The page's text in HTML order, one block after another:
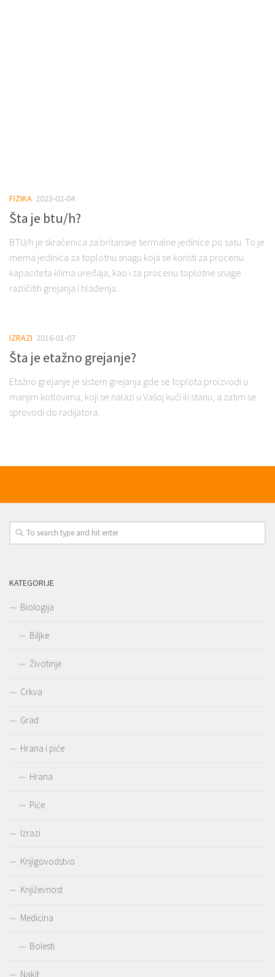
FIZIKA 2023-02-04
Šta je btu/h?
BTU/h je skraćenica za britanske termalne jedinice po satu. To je
merna jedinica za toplotnu snagu koja se koristi za procenu
kapaciteta klima uređaja, kao i za procenu toplotne snage
različitih grejanja i hlađenja...
IZRAZI 2016-01-07
Šta je etažno grejanje?
Etažno grejanje je sistem grejanja gde se toplota proizvodi u
manjim kotlovima, koji se nalazi u Vašoj kući ili stanu, a zatim se
sprovodi do radijatora.
KATEGORIJE
Biologija
Biljke
Životinje
Crkva
Grad
Hrana i piće
Hrana
Piće
Izrazi
Knjigovodstvo
Književnost
Medicina
Bolesti
Nakit